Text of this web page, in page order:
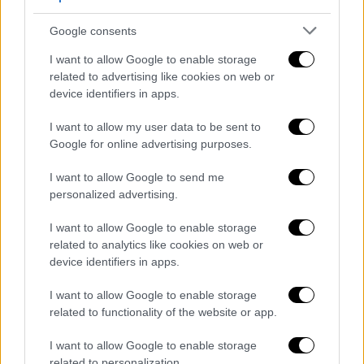
Google consents
I want to allow Google to enable storage
related to advertising like cookies on web or
device identifiers in apps.
I want to allow my user data to be sent to
Google for online advertising purposes.
I want to allow Google to send me
personalized advertising.
I want to allow Google to enable storage
related to analytics like cookies on web or
device identifiers in apps.
I want to allow Google to enable storage
related to functionality of the website or app.
I want to allow Google to enable storage
Η NASA φωτογράφισε την Ιώ
«Εξετάζουμε πόσο συχνά εκρήγνυνται, πόσο
φωτεινά και καυτά είναι, πώς αλλάζει το
δραστηριότητα της Ιώ συνδέεται με τη ροή
των φορτισμένων σωματιδίων στη
μαγνητόσφαιρα του Δία», είπε.
Ο Jovian Infrared Auroral Mapper (JIRAM) του
ανιχνευτή, ο οποίος λαμβάνει εικόνες στο
υπέρυθρο, συνέλεξε τις θερμικές υπογραφές
που εκπέμπονται από τα 400 ενεργά
καλδέρες που καλύπτουν την επιφάνεια του